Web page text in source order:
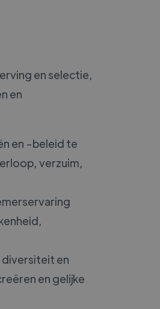
en selectie,
en
en -beleid te
verzuim,
diversiteit en
en gelijke